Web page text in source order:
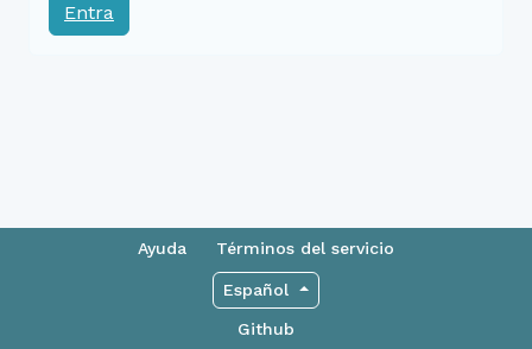
Entra
Ayuda Términos del servicio
Español
Github